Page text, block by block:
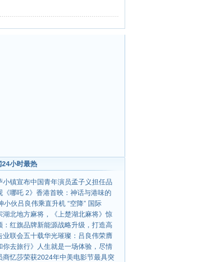
24小时最热
小镇宣布中国青年演员孟子义担任品
《哪吒 2》香港首映：神话与港味的
小伙吕良伟乘直升机 “空降” 国际
湖北地方麻将，《上楚湖北麻将》惊
：红旗品牌新能源战略升级，打造高
业联会五十载华光璀璨：吕良伟荣膺
你去旅行》人生就是一场体验，尽情
商忆莎荣获2024年中美电影节最具突